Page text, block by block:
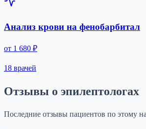
Анализ крови на фенобарбитал
от 1 680 ₽
18 врачей
Отзывы о эпилептологах
Последние отзывы пациентов по этому